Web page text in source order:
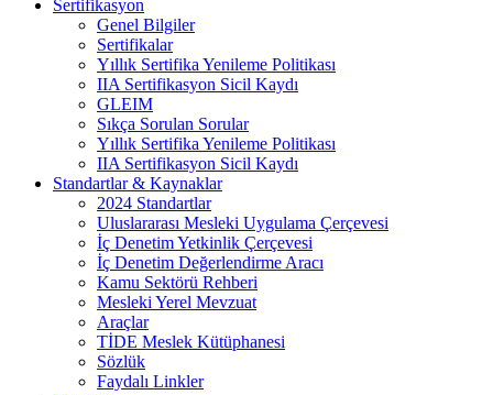
Sertifikasyon
Genel Bilgiler
Sertifikalar
Yıllık Sertifika Yenileme Politikası
IIA Sertifikasyon Sicil Kaydı
GLEIM
Sıkça Sorulan Sorular
Yıllık Sertifika Yenileme Politikası
IIA Sertifikasyon Sicil Kaydı
Standartlar & Kaynaklar
2024 Standartlar
Uluslararası Mesleki Uygulama Çerçevesi
İç Denetim Yetkinlik Çerçevesi
İç Denetim Değerlendirme Aracı
Kamu Sektörü Rehberi
Mesleki Yerel Mevzuat
Araçlar
TİDE Meslek Kütüphanesi
Sözlük
Faydalı Linkler